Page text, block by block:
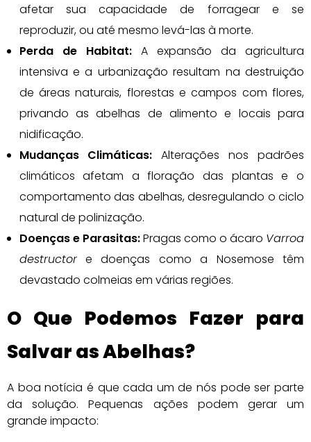
afetar sua capacidade de forragear e se
reproduzir, ou até mesmo levá-las à morte.
Perda de Habitat:A expansão da agricultura
intensiva e a urbanização resultam na destruição
de áreas naturais, florestas e campos com flores,
privando as abelhas de alimento e locais para
nidificação.
Mudanças Climáticas: Alterações nos padrões
climáticos afetam a floração das plantas e o
comportamento das abelhas, desregulando o ciclo
natural de polinização.
Doenças e Parasitas:Pragas como o ácaro Varroa
destructore doenças como a Nosemose têm
devastado colmeias em várias regiões.
O Que Podemos Fazer para
Salvar as Abelhas?
A boa notícia é que cada um de nós pode ser parte
da solução. Pequenas ações podem gerar um
grande impacto: